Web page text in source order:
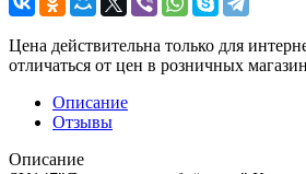
Цена действительна только для
отличаться от цен в розничных
Описание
Отзывы
Описание